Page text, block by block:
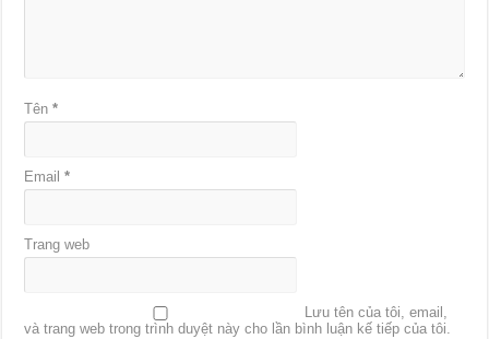
Tên*
Email*
Trang web
Lưu tên của tôi, email,
và trang web trong trình duyệt này cho lần bình luận kế tiếp của tôi.